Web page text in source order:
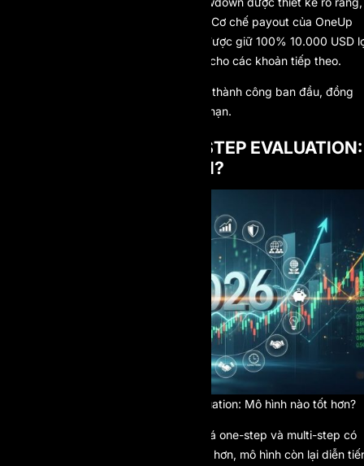
giúp thúc đẩy kỷ luật quản trị rủi ro. Cơ chế payout của OneUp
Trader đặc biệt hấp dẫn khi trader được giữ 100% 10.000 USD
nhuận đầu tiên, sau đó là tỷ lệ 90% cho các khoản tiếp theo.
Mô hình này tạo động lực mạnh cho thành công ban đầu, đồng
thời vẫn hỗ trợ khả năng sinh lợi dài hạn.
ONE-STEP VS. MULTI-STEP EVALUATION:
MÔ HÌNH NÀO TỐT HƠN?
One-Step vs. Multi-Step Evaluation: Mô hình nào tốt hơn?
Ở bề mặt, sự khác biệt giữa đánh giá one-step và multi-step có
vẻ khá đơn giản: một mô hình nhanh hơn, mô hình còn lại diễn